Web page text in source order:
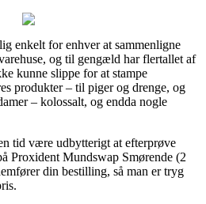
enkelt for enhver at sammenligne
og til gengæld har flertallet af
kunne slippe for at stampe
produkter – til piger og drenge, og
– kolossalt, og endda nogle
tid være udbytterigt at efterprøve
Proxident Mundswap Smørende (2
din bestilling, så man er tryg